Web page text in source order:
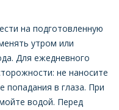
на подготовленную
утром или
Для ежедневного
не наносите
попадания в глаза. При
водой. Перед